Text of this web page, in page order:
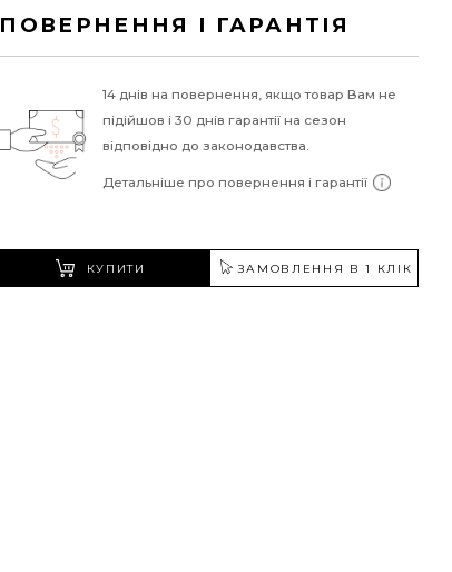
ПОВЕРНЕННЯ І ГАРАНТІЯ
14 днів на повернення, якщо товар Вам не
підійшов і 30 днів гарантії на сезон
відповідно до законодавства.
Детальніше про повернення і гарантії
КУПИТИ ЗАМОВЛЕННЯ В 1 КЛІК